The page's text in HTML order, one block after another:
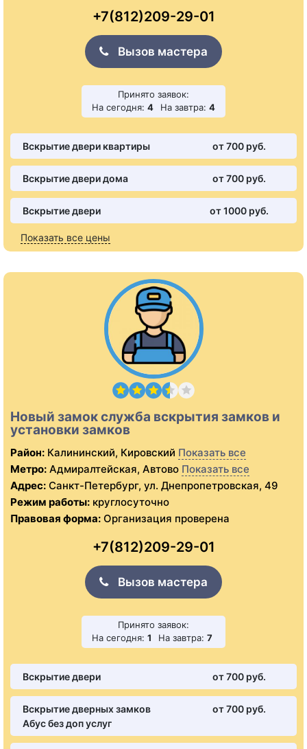
+7(812)209-29-01
Вызов мастера
Принято заявок:
На сегодня: 4 На завтра: 4
Вскрытие двери квартиры от 700 pуб.
Вскрытие двери дома от 700 pуб.
Вскрытие двери от 1000 pуб.
Показать все цены
Новый замок служба вскрытия замков и
установки замков
Район: Калининский, Кировский Показать все
Метро: Адмиралтейская, Автово Показать все
Адрес: Санкт-Петербург, ул. Днепропетровская, 49
Режим работы: круглосуточно
Правовая форма: Организация проверена
+7(812)209-29-01
Вызов мастера
Принято заявок:
На сегодня: 1 На завтра: 7
Вскрытие двери от 700 pуб.
Вскрытие дверных замков
Абус без доп услуг
от 700 pуб.